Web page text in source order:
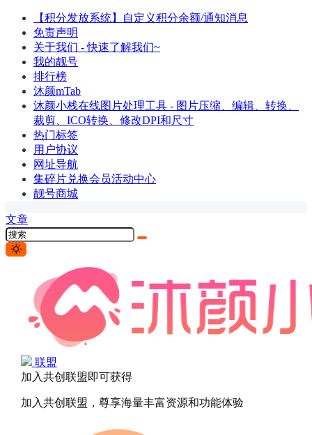
【积分发放系统】自定义积分余额/通知消息
免责声明
关于我们 - 快速了解我们~
我的靓号
排行榜
沐颜mTab
沐颜小栈在线图片处理工具 - 图片压缩、编辑、转换、
裁剪、ICO转换、修改DPI和尺寸
热门标签
用户协议
网址导航
集碎片兑换会员活动中心
靓号商城
文章
联盟
加入共创联盟即可获得
加入共创联盟，尊享海量丰富资源和功能体验